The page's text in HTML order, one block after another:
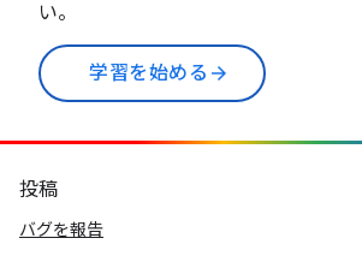
い。
学習を始める arrow_forward
投稿
バグを報告